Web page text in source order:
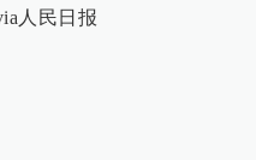
人民日报